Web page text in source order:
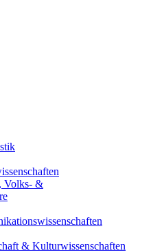
Volks- &
& Kulturwissenschaften